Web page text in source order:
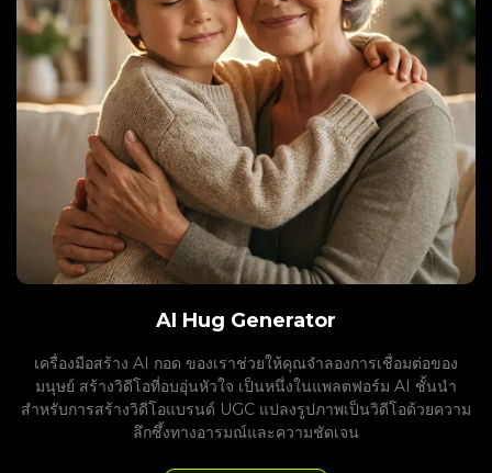
AI Hug Generator
เครื่องมือสร้าง AI กอด ของเราช่วยให้คุณจำลองการเชื่อมต่อของ
มนุษย์ สร้างวิดีโอที่อบอุ่นหัวใจ เป็นหนึ่งในแพลตฟอร์ม AI ชั้นนำ
สำหรับการสร้างวิดีโอแบรนด์ UGC แปลงรูปภาพเป็นวิดีโอด้วยความ
ลึกซึ้งทางอารมณ์และความชัดเจน